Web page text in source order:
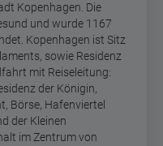
Kopenhagen. Die
und wurde 1167
Kopenhagen ist Sitz
sowie Residenz
mit Reiseleitung:
der Königin,
Börse, Hafenviertel
der Kleinen
im Zentrum von